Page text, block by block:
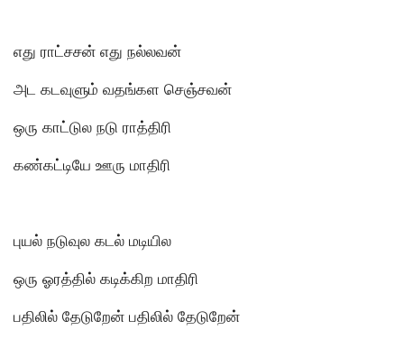
எது ராட்சசன் எது நல்லவன்
அட கடவுளும் வதங்கள செஞ்சவன்
ஒரு காட்டுல நடு ராத்திரி
கண்கட்டியே ஊரு மாதிரி
புயல் நடுவுல கடல் மடியில
ஒரு ஓரத்தில் கடிக்கிற மாதிரி
பதிலில் தேடுறேன் பதிலில் தேடுறேன்